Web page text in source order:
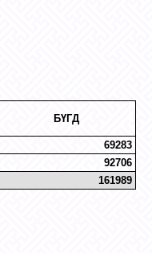
БҮГД
69283
92706
161989